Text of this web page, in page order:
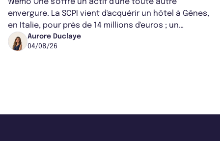
Wemo One s'offre un actif d'une toute autre
envergure. La SCPI vient d'acquérir un hôtel à Gênes,
en Italie, pour près de 14 millions d'euros ; un
montant qui fait entorse avec ses...
Aurore Duclaye
04/08/26